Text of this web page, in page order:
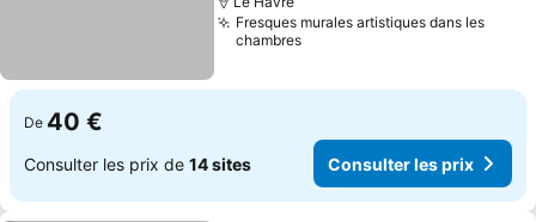
Fresques murales artistiques dans les
chambres
De 40 €
Consulter les prix de 14 sites Consulter les prix